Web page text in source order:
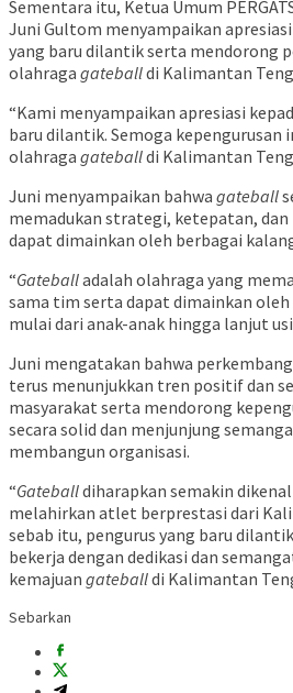
Sementara itu, Ketua Umum
Juni Gultom menyampaikan
yang baru dilantik serta mendorong
olahraga gateballdi Kalimantan
“Kami menyampaikan apresiasi
baru dilantik. Semoga kepengurusan
olahraga gateballdi Kalimantan
Juni menyampaikan bahwa gateball
memadukan strategi, ketepatan,
dapat dimainkan oleh berbagai
“Gateballadalah olahraga yang
sama tim serta dapat dimainkan oleh
mulai dari anak-anak hingga lanjut
Juni mengatakan bahwa
terus menunjukkan tren positif dan
masyarakat serta mendorong
secara solid dan menjunjung
membangun organisasi.
“Gateballdiharapkan semakin
melahirkan atlet berprestasi dari
sebab itu, pengurus yang baru
bekerja dengan dedikasi dan
kemajuan gateballdi Kalimantan
Sebarkan